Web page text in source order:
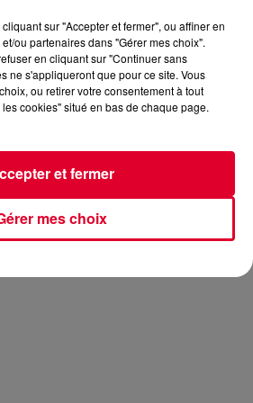
prépare… Le 18 mai prochain, la
Tour La Marseillaise. L’occasion de
en kiffant la musique de votre choix.
musique via un casque audio.
sur "Accepter et fermer", ou affiner en
ou partenaires dans "Gérer mes choix".
en cliquant sur "Continuer sans
ne s'appliqueront que pour ce site. Vous
ou retirer votre consentement à tout
cookies" situé en bas de chaque page.
mes choix
et fermer